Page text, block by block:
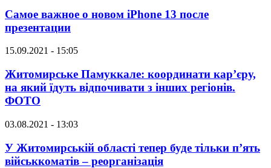
Самое важное о новом iPhone 13 после
презентации
15.09.2021 - 15:05
Житомирське Памуккале: координати кар’єру,
на який їдуть відпочивати з інших регіонів.
ФОТО
03.08.2021 - 13:03
У Житомирській області тепер буде тільки п’ять
військкоматів – реорганізація